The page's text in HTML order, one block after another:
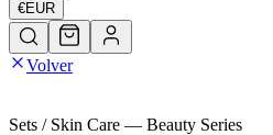
€EUR
Volver
Sets / Skin Care — Beauty Series